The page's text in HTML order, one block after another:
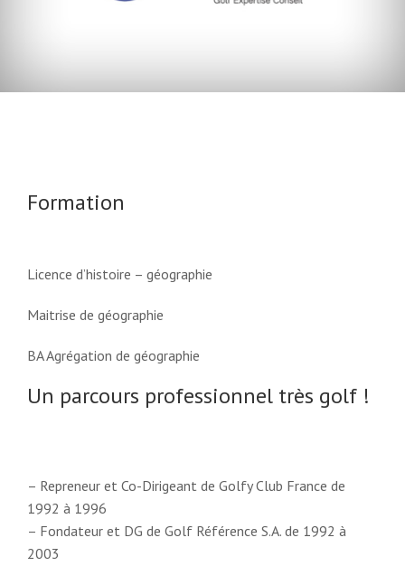
Formation
Licence d’histoire – géographie
Maitrise de géographie
BA Agrégation de géographie
Un parcours professionnel très golf !
– Repreneur et Co-Dirigeant de Golfy Club France de
1992 à 1996
– Fondateur et DG de Golf Référence S.A. de 1992 à
2003